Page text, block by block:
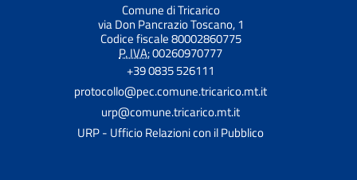
Comune di Tricarico
via Don Pancrazio Toscano, 1
Codice fiscale 80002860775
P. IVA:00260970777
+39 0835 526111
protocollo@pec.comune.tricarico.mt.it
urp@comune.tricarico.mt.it
URP - Ufficio Relazioni con il Pubblico